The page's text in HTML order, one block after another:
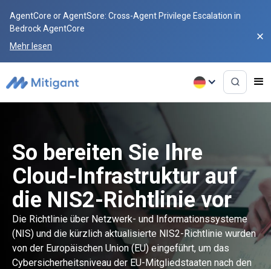
AgentCore or AgentSore: Cross-Agent Privilege Escalation in
Bedrock AgentCore
Mehr lesen
So bereiten Sie Ihre
Cloud-Infrastruktur auf
die NIS2-Richtlinie vor
Die Richtlinie über Netzwerk- und Informationssysteme
(NIS) und die kürzlich aktualisierte NIS2-Richtlinie wurden
von der Europäischen Union (EU) eingeführt, um das
Cybersicherheitsniveau der EU-Mitgliedstaaten nach den